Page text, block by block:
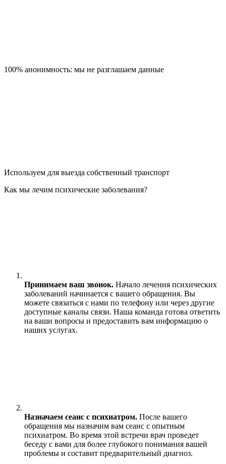
100% анонимность: мы не разглашаем данные
Используем для выезда собственный транспорт
Как мы лечим психические заболевания?
Принимаем ваш звонок. Начало лечения психических
заболеваний начинается с вашего обращения. Вы
можете связаться с нами по телефону или через другие
доступные каналы связи. Наша команда готова ответить
на ваши вопросы и предоставить вам информацию о
наших услугах.
Назначаем сеанс с психиатром. После вашего
обращения мы назначим вам сеанс с опытным
психиатром. Во время этой встречи врач проведет
беседу с вами для более глубокого понимания вашей
проблемы и составит предварительный диагноз.